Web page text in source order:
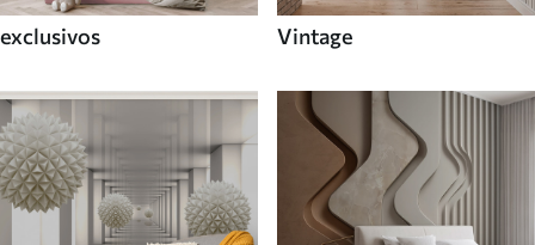
exclusivos Vintage